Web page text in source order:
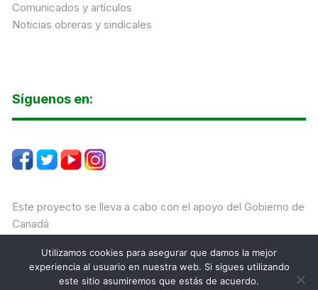
Comunicados y artículos
Noticias obreras y sindicales
Síguenos en:
Este proyecto se lleva a cabo con el apoyo del Gobierno de
Canadá
CALIS Todos los derechos reservados Tema Orchid Store
Utilizamos cookies para asegurar que damos la mejor
experiencia al usuario en nuestra web. Si sigues utilizando
este sitio asumiremos que estás de acuerdo.